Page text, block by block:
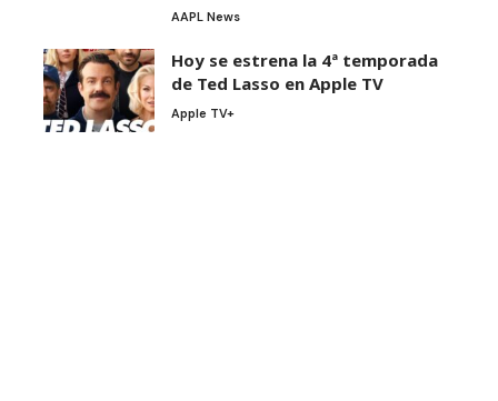
AAPL News
Hoy se estrena la 4ª temporada
de Ted Lasso en Apple TV
Apple TV+